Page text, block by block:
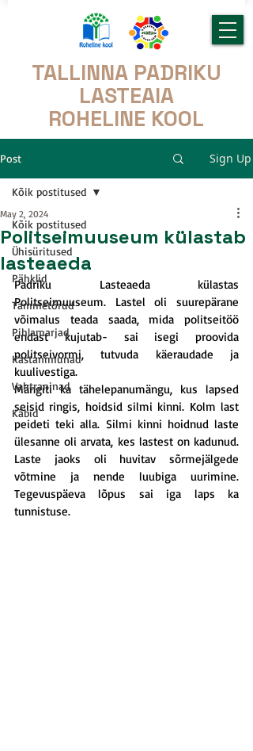
TALLINNA PADRIKU
LASTEAIA
ROHELINE KOOL
Post Sign Up
Kõik postitused
Ühisüritused
Pähklid
Tammetõrud
Pihlamarjad
Kastanimunad
Vahtraninad
Käbid
Kõik postitused
Politseimuuseum külastab
lasteaeda
May 2, 2024
Padriku Lasteaeda külastas
Politseimuuseum. Lastel oli suurepärane
võimalus teada saada, mida politseitöö
endast kujutab- sai isegi proovida
politseivormi, tutvuda käeraudade ja
kuulivestiga.
Mängiti ka tähelepanumängu, kus lapsed
seisid ringis, hoidsid silmi kinni. Kolm last
peideti teki alla. Silmi kinni hoidnud laste
ülesanne oli arvata, kes lastest on kadunud.
Laste jaoks oli huvitav sõrmejälgede
võtmine ja nende luubiga uurimine.
Tegevuspäeva lõpus sai iga laps ka
tunnistuse.